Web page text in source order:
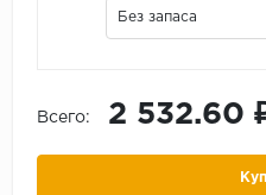
Без запаса
Всего: 2 532.60